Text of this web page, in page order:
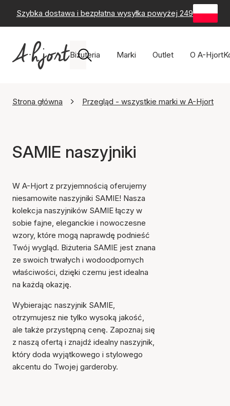
Szybka dostawa i bezpłatna wysyłka powyżej 249 zł -
Biżuteria Marki Outlet O A-Hjort
Strona główna Przegląd - wszystkie marki w A-Hjort
SAMIE naszyjniki
W A-Hjort z przyjemnością oferujemy
niesamowite naszyjniki SAMIE! Nasza
kolekcja naszyjników SAMIE łączy w
sobie fajne, eleganckie i nowoczesne
wzory, które mogą naprawdę podnieść
Twój wygląd. Biżuteria SAMIE jest znana
ze swoich trwałych i wodoodpornych
właściwości, dzięki czemu jest idealna
na każdą okazję.
Wybierając naszyjnik SAMIE,
otrzymujesz nie tylko wysoką jakość,
ale także przystępną cenę. Zapoznaj się
z naszą ofertą i znajdź idealny naszyjnik,
który doda wyjątkowego i stylowego
akcentu do Twojej garderoby.